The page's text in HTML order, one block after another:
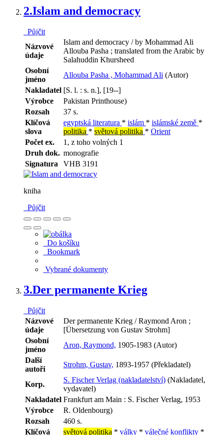
2.Islam and democracy
Půjčit
Názvové
údaje
Islam and democracy / by Mohammad Ali
Allouba Pasha ; translated from the Arabic by
Salahuddin Khursheed
Osobní
jméno
Allouba Pasha , Mohammad Ali (Autor)
Nakladatel [S. l. : s. n.], [19--]
Výrobce
Pakistan Printhouse)
Rozsah
37 s.
Klíčová
slova
egyptská literatura * islám * islámské země *
politika * světová politika * Orient
Počet ex.
1, z toho volných 1
Druh dok. monografie
Signatura
VHB 3191
kniha
Půjčit
Do košíku
Bookmark
Vybrané dokumenty
3.Der permanente Krieg
Půjčit
Názvové
údaje
Der permanente Krieg / Raymond Aron ;
[Übersetzung von Gustav Strohm]
Osobní
jméno
Aron, Raymond, 1905-1983 (Autor)
Další
autoři
Strohm, Gustav, 1893-1957 (Překladatel)
Korp.
S. Fischer Verlag (nakladatelství) (Nakladatel,
vydavatel)
Nakladatel Frankfurt am Main : S. Fischer Verlag, 1953
Výrobce
R. Oldenbourg)
Rozsah
460 s.
Klíčová
světová politika * války * válečné konflikty *